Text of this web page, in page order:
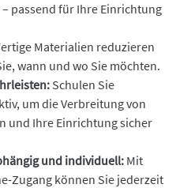
passend für Ihre Einrichtung
Materialien reduzieren
wann und wo Sie möchten.
Schulen Sie
um die Verbreitung von
und Ihre Einrichtung sicher
und individuell: Mit
Zugang können Sie jederzeit